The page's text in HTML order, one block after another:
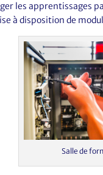
les apprentissages
à disposition de
Salle de